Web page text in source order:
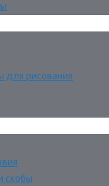
для рисования
скобы